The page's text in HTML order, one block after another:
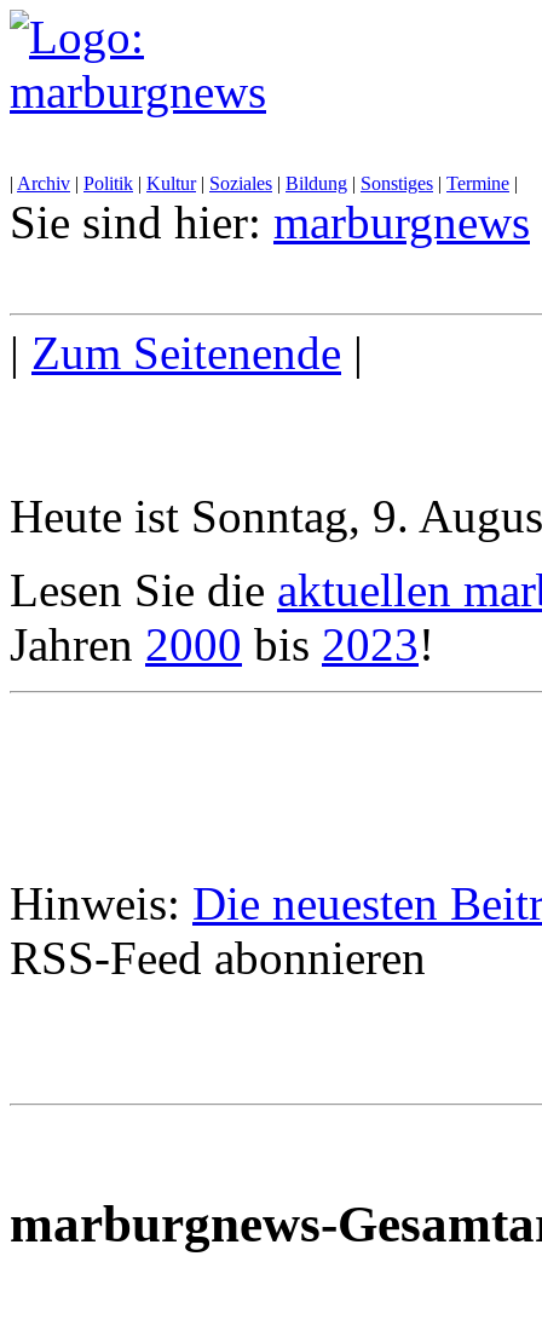
| Archiv | Politik | Kultur| Soziales | Bildung | Sonstiges | Termine |
Sie sind hier: marburgnews
| Zum Seitenende |
Heute ist Sonntag, 9.
Lesen Sie die aktuellen
Jahren 2000 bis 2023!
Hinweis: Die neuesten
RSS-Feed abonnieren
marburgnews-